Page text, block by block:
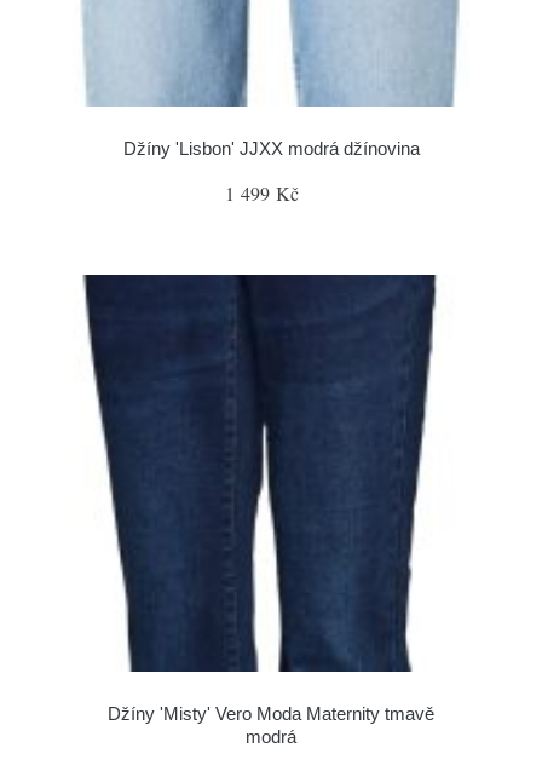
Džíny 'Lisbon' JJXX modrá džínovina
1 499 Kč
Džíny 'Misty' Vero Moda Maternity tmavě
modrá